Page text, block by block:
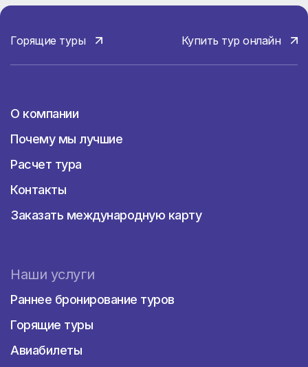
Горящие туры Купить тур онлайн
О компании
Почему мы лучшие
Расчет тура
Контакты
Заказать международную карту
Наши услуги
Раннее бронирование туров
Горящие туры
Авиабилеты